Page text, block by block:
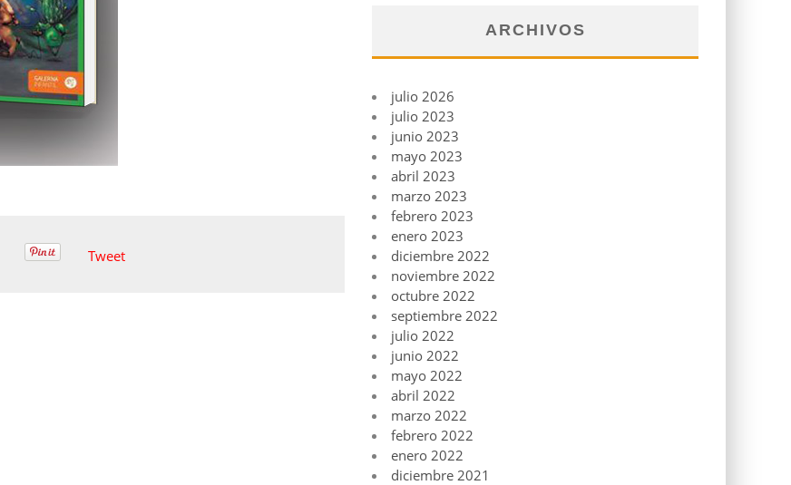
Tweet
ARCHIVOS
julio 2026
julio 2023
junio 2023
mayo 2023
abril 2023
marzo 2023
febrero 2023
enero 2023
diciembre 2022
noviembre 2022
octubre 2022
septiembre 2022
julio 2022
junio 2022
mayo 2022
abril 2022
marzo 2022
febrero 2022
enero 2022
diciembre 2021